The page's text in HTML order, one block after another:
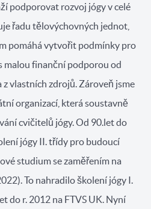
podporovat rozvoj jógy v celé
řadu tělovýchovných jednot,
pomáhá vytvořit podmínky pro
malou finanční podporou od
z vlastních zdrojů. Zároveň jsme
organizací, která soustavně
cvičitelů jógy. Od 90.let do
jógy II. třídy pro budoucí
studium se zaměřením na
To nahradilo školení jógy I.
do r. 2012 na FTVS UK. Nyní